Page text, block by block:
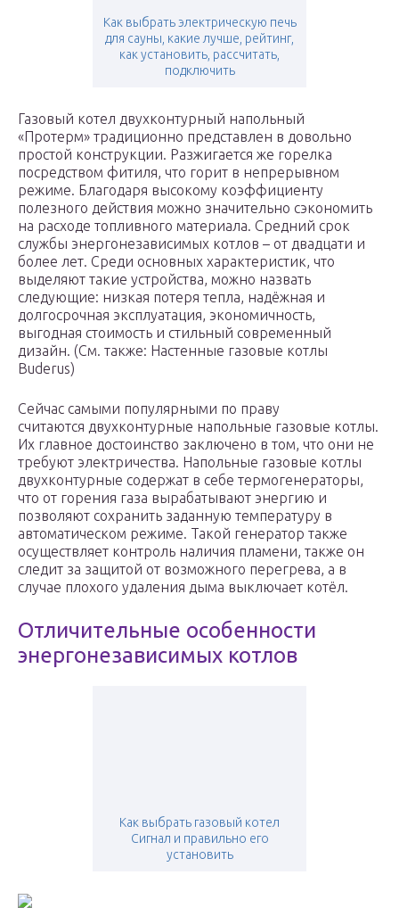
Как выбрать электрическую печь
для сауны, какие лучше, рейтинг,
как установить, рассчитать,
подключить
Газовый котел двухконтурный напольный
«Протерм» традиционно представлен в довольно
простой конструкции. Разжигается же горелка
посредством фитиля, что горит в непрерывном
режиме. Благодаря высокому коэффициенту
полезного действия можно значительно сэкономить
на расходе топливного материала. Средний срок
службы энергонезависимых котлов – от двадцати и
более лет. Среди основных характеристик, что
выделяют такие устройства, можно назвать
следующие: низкая потеря тепла, надёжная и
долгосрочная эксплуатация, экономичность,
выгодная стоимость и стильный современный
дизайн. (См. также: Настенные газовые котлы
Buderus)
Сейчас самыми популярными по праву
считаются двухконтурные напольные газовые котлы.
Их главное достоинство заключено в том, что они не
требуют электричества. Напольные газовые котлы
двухконтурные содержат в себе термогенераторы,
что от горения газа вырабатывают энергию и
позволяют сохранить заданную температуру в
автоматическом режиме. Такой генератор также
осуществляет контроль наличия пламени, также он
следит за защитой от возможного перегрева, а в
случае плохого удаления дыма выключает котёл.
Отличительные особенности
энергонезависимых котлов
Как выбрать газовый котел
Сигнал и правильно его
установить